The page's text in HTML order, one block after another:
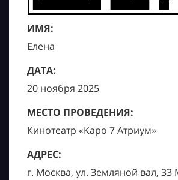
ИМЯ:
Елена
ДАТА:
20 ноября 2025
МЕСТО ПРОВЕДЕНИЯ:
Кинотеатр «Каро 7 Атриум»
АДРЕС:
г. Москва, ул. Земляной вал, 33